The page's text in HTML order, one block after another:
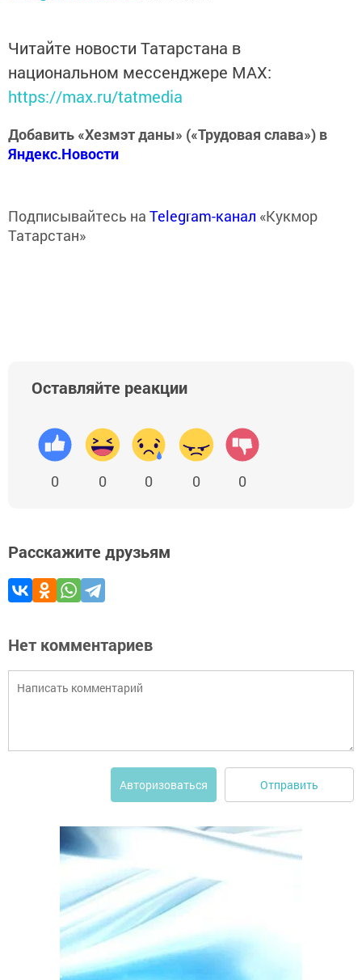
Читайте новости Татарстана в
национальном мессенджере MАХ:
https://max.ru/tatmedia
Добавить «Хезмэт даны» («Трудовая слава») в
Яндекс.Новости
Подписывайтесь на Telegram-канал «Кукмор
Татарстан»
Оставляйте реакции
0 0 0 0 0
Расскажите друзьям
Нет комментариев
Авторизоваться Отправить